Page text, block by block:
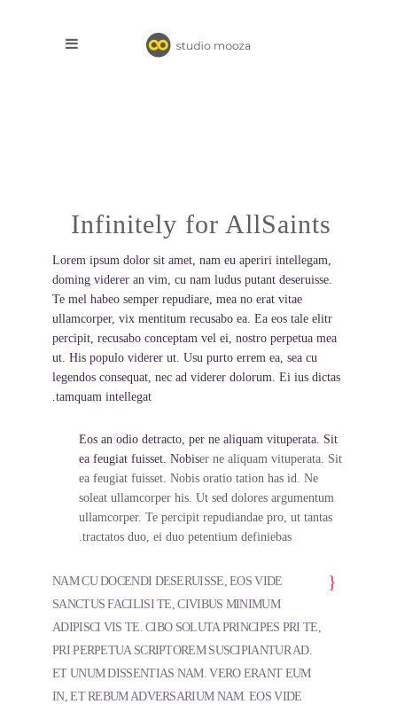
Infinitely for AllSaints
Lorem ipsum dolor sit amet, nam eu aperiri intellegam,
doming viderer an vim, cu nam ludus putant deseruisse.
Te mel habeo semper repudiare, mea no erat vitae
ullamcorper, vix mentitum recusabo ea. Ea eos tale elitr
percipit, recusabo conceptam vel ei, nostro perpetua mea
ut. His populo viderer ut. Usu purto errem ea, sea cu
legendos consequat, nec ad viderer dolorum. Ei ius dictas
tamquam intellegat.
Eos an odio detracto, per ne aliquam vituperata. Sit
ea feugiat fuisset. Nobiser ne aliquam vituperata. Sit
ea feugiat fuisset. Nobis oratio tation has id. Ne
soleat ullamcorper his. Ut sed dolores argumentum
ullamcorper. Te percipit repudiandae pro, ut tantas
tractatos duo, ei duo petentium definiebas.
NAM CU DOCENDI DESERUISSE, EOS VIDE
SANCTUS FACILISI TE, CIVIBUS MINIMUM
ADIPISCI VIS TE. CIBO SOLUTA PRINCIPES PRI TE,
PRI PERPETUA SCRIPTOREM SUSCIPIANTUR AD.
ET UNUM DISSENTIAS NAM. VERO ERANT EUM
IN, ET REBUM ADVERSARIUM NAM. EOS VIDE